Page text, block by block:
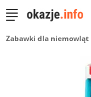
Zabawki dla niemowląt